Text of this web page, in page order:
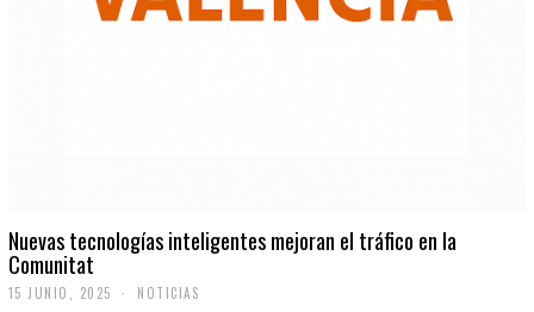
Nuevas tecnologías inteligentes mejoran el tráfico en la
Comunitat
15 JUNIO, 2025 NOTICIAS